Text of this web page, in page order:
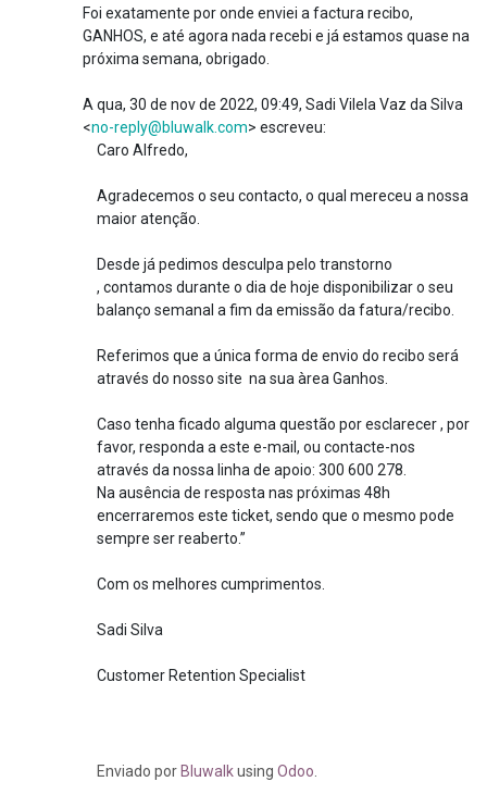
Foi exatamente por onde enviei a factura recibo,
GANHOS, e até agora nada recebi e já estamos quase na
próxima semana, obrigado.
A qua, 30 de nov de 2022, 09:49, Sadi Vilela Vaz da Silva
<no-reply@bluwalk.com> escreveu:
Caro Alfredo,
Agradecemos o seu contacto, o qual mereceu a nossa
maior atenção.
Desde já pedimos desculpa pelo transtorno
, contamos durante o dia de hoje disponibilizar o seu
balanço semanal a fim da emissão da fatura/recibo.
Referimos que a única forma de envio do recibo será
através do nosso site na sua àrea Ganhos.
Caso tenha ficado alguma questão por esclarecer , por
favor, responda a este e-mail, ou contacte-nos
através da nossa linha de apoio: 300 600 278.
Na ausência de resposta nas próximas 48h
encerraremos este ticket, sendo que o mesmo pode
sempre ser reaberto.”
Com os melhores cumprimentos.
Sadi Silva
Customer Retention Specialist
Enviadopor Bluwalk usingOdoo